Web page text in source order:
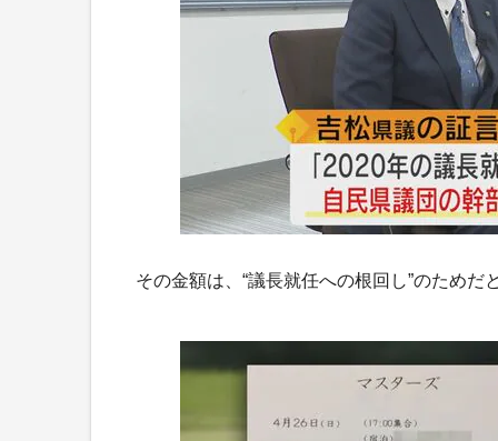
その金額は、“議長就任への根回し”のためだ